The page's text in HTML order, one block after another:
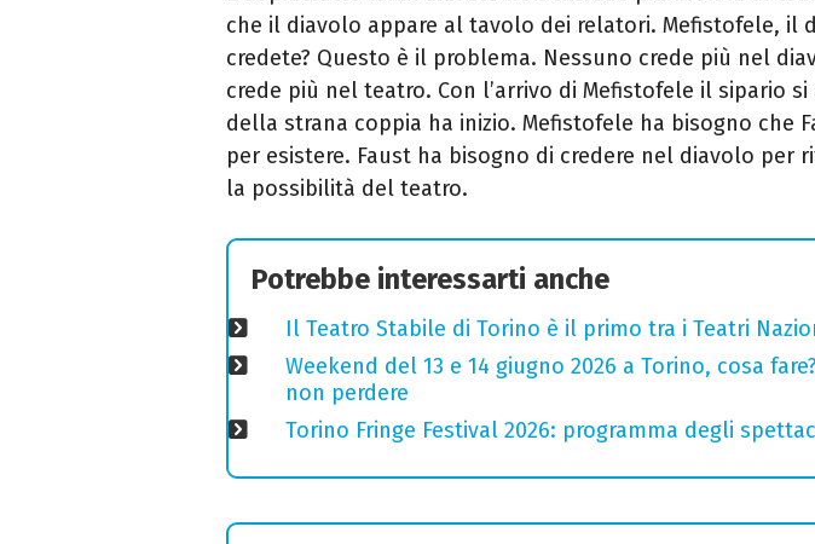
che il diavolo appare al tavolo dei relatori. Mefistofele, il
credete? Questo è il problema. Nessuno crede più nel
crede più nel teatro. Con l’arrivo di Mefistofele il sipario si
della strana coppia ha inizio. Mefistofele ha bisogno che
per esistere. Faust ha bisogno di credere nel diavolo per
la possibilità del teatro.
Potrebbe interessarti anche
Il Teatro Stabile di Torino è il primo tra i Teatri
Weekend del 13 e 14 giugno 2026 a Torino, cosa
non perdere
Torino Fringe Festival 2026: programma degli